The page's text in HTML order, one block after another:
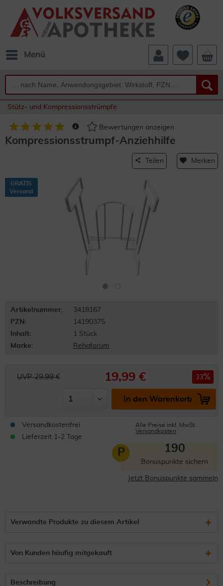
Menü
Stütz- und Kompressionsstrümpfe
Bewertungen anzeigen
Kompressionsstrumpf-Anziehhilfe
Teilen Merken
GRATIS
Versand
Artikelnummer:
3418167
PZN:
14190375
Inhalt:
1 Stück
Marke:
Rehaforum
UVP 29,99 € 19,99 € 33
In den Warenkorb
Versandkostenfrei
Lieferzeit 1-2 Tage
Alle Preise inkl. MwSt.
Versandkosten
P 190
Bonuspunkte sichern
Jetzt Bonuspunkte sammeln
Verwandte Produkte zu diesem Artikel
Von Kunden häufig mitgekauft
Beschreibung